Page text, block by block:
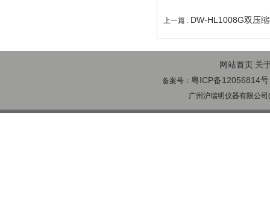
上一篇 : DW-HL1008G双压
网站首页 关
备案号： 粤ICP备12056814号
广州沪瑞明仪器有限公